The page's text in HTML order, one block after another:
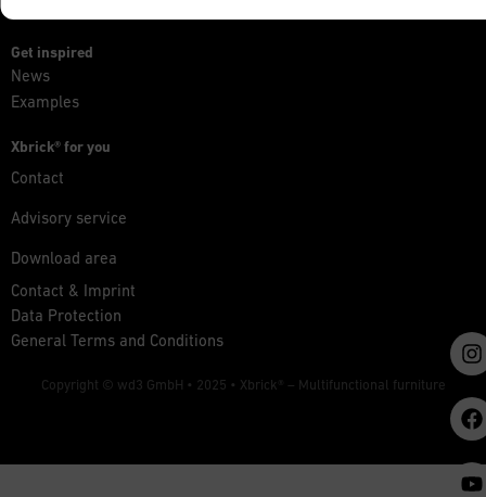
Get inspired
News
Examples
Xbrick® for you
Contact
Advisory service
Download area
Contact & Imprint
Data Protection
General Terms and Conditions
Copyright © wd3 GmbH • 2025 • Xbrick® – Multifunctional furniture